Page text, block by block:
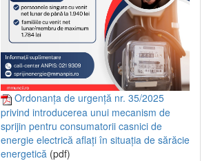
Ordonanța de urgență nr. 35/2025
privind introducerea unui mecanism de
sprijin pentru consumatorii casnici de
energie electrică aflați în situația de sărăcie
energetică (pdf)